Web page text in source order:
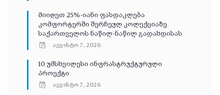
მიიღეთ 25%-იანი ფასდაკლება
კომფორტერში შერჩეულ კოლექციაზე
საქართველოს ნაწილ-ნაწილ გადახდისას
აგვისტო 7, 2026
10 უმსხვილესი ინფრასტრუქტურული
პროექტი
აგვისტო 7, 2026